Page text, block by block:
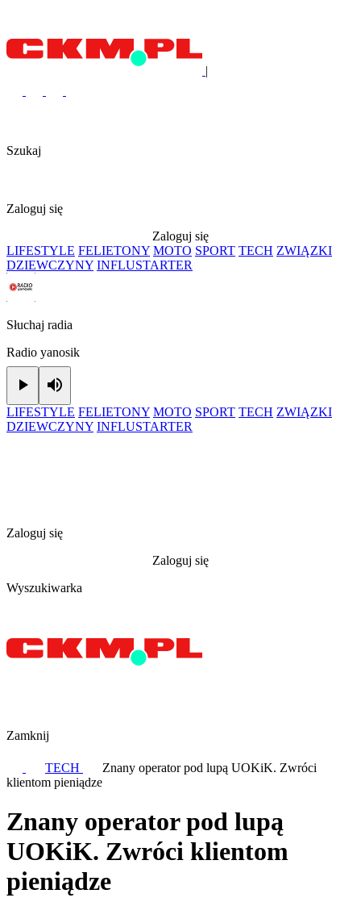
|
Szukaj
Zaloguj się
Zaloguj się
LIFESTYLE FELIETONY MOTO SPORT TECH ZWIĄZKI
DZIEWCZYNY INFLUSTARTER
Słuchaj radia
Radio yanosik
Play
LIFESTYLE FELIETONY MOTO SPORT TECH ZWIĄZKI
DZIEWCZYNY INFLUSTARTER
Zaloguj się
Zaloguj się
Wyszukiwarka
Zamknij
TECH
Znany operator pod lupą UOKiK. Zwróci
klientom pieniądze
Znany operator pod lupą
UOKiK. Zwróci klientom
pieniądze